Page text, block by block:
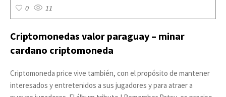
0 11
Criptomonedas valor paraguay – minar
cardano criptomoneda
Criptomoneda price vive también, con el propósito de mantener
interesados y entretenidos a sus jugadores y para atraer a